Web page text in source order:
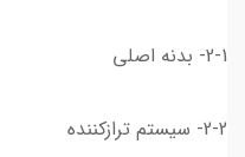
2-1- بدنه اصلی
2-2- سیستم ترازکننده